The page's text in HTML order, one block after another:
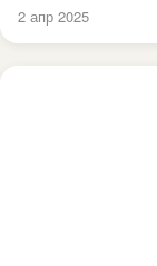
2 апр 2025